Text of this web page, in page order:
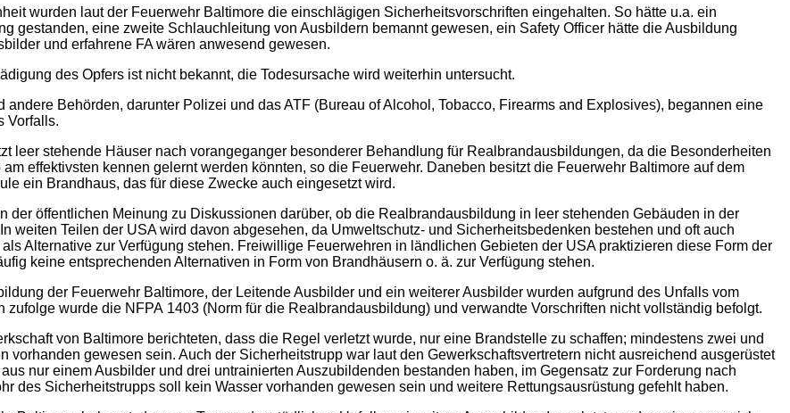
wurden laut der Feuerwehr Baltimore die einschlägigen Sicherheitsvorschriften eingehalten. So hätte u.a. ein
gestanden, eine zweite Schlauchleitung von Ausbildern bemannt gewesen, ein Safety Officer hätte die Ausbildung
und erfahrene FA wären anwesend gewesen.
des Opfers ist nicht bekannt, die Todesursache wird weiterhin untersucht.
andere Behörden, darunter Polizei und das ATF (Bureau of Alcohol, Tobacco, Firearms and Explosives), begannen eine
Vorfalls.
leer stehende Häuser nach vorangeganger besonderer Behandlung für Realbrandausbildungen, da die Besonderheiten
effektivsten kennen gelernt werden könnten, so die Feuerwehr. Daneben besitzt die Feuerwehr Baltimore auf dem
ein Brandhaus, das für diese Zwecke auch eingesetzt wird.
der öffentlichen Meinung zu Diskussionen darüber, ob die Realbrandausbildung in leer stehenden Gebäuden in der
weiten Teilen der USA wird davon abgesehen, da Umweltschutz- und Sicherheitsbedenken bestehen und oft auch
Alternative zur Verfügung stehen. Freiwillige Feuerwehren in ländlichen Gebieten der USA praktizieren diese Form der
keine entsprechenden Alternativen in Form von Brandhäusern o. ä. zur Verfügung stehen.
der Feuerwehr Baltimore, der Leitende Ausbilder und ein weiterer Ausbilder wurden aufgrund des Unfalls vom
zufolge wurde die NFPA 1403 (Norm für die Realbrandausbildung) und verwandte Vorschriften nicht vollständig befolgt.
von Baltimore berichteten, dass die Regel verletzt wurde, nur eine Brandstelle zu schaffen; mindestens zwei und
vorhanden gewesen sein. Auch der Sicherheitstrupp war laut den Gewerkschaftsvertretern nicht ausreichend ausgerüstet
nur einem Ausbilder und drei untrainierten Auszubildenden bestanden haben, im Gegensatz zur Forderung nach
des Sicherheitstrupps soll kein Wasser vorhanden gewesen sein und weitere Rettungsausrüstung gefehlt haben.